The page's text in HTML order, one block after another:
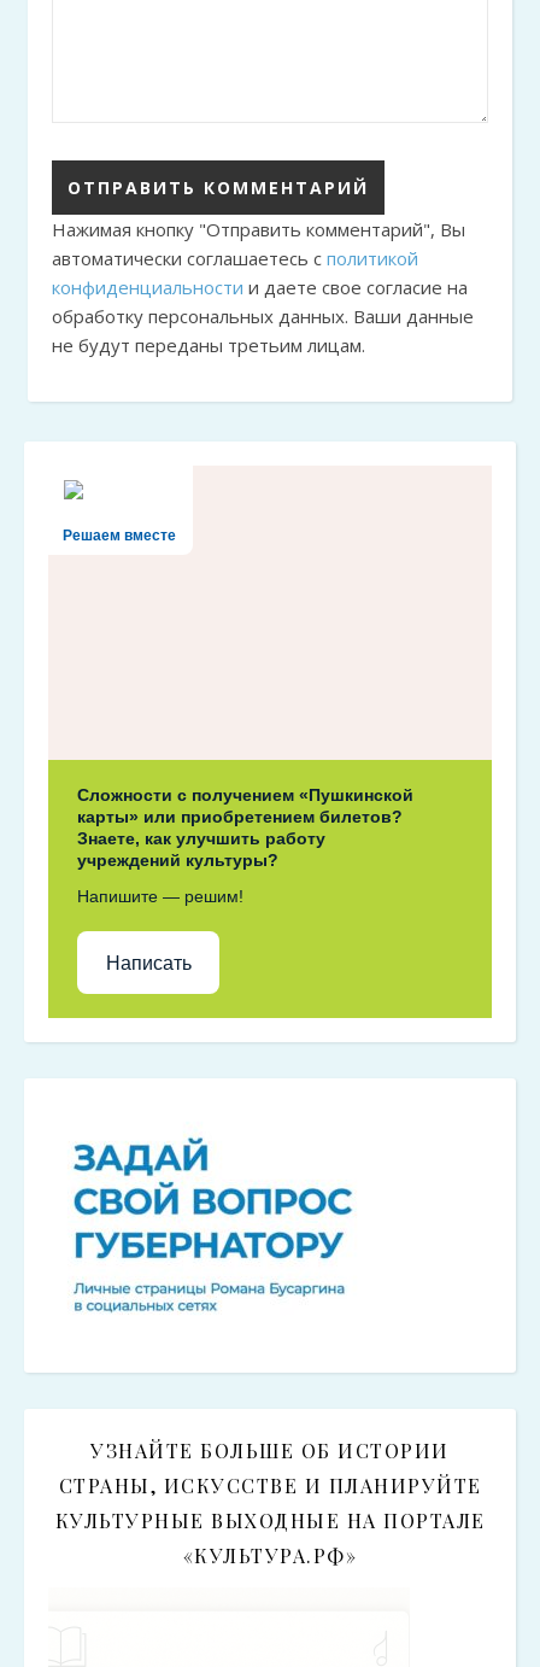
Нажимая кнопку "Отправить комментарий", Вы
автоматически соглашаетесь с политикой
конфиденциальности и даете свое согласие на
обработку персональных данных. Ваши данные
не будут переданы третьим лицам.
Решаем вместе
Сложности с получением «Пушкинской
карты» или приобретением билетов?
Знаете, как улучшить работу
учреждений культуры?
Напишите — решим!
Написать
УЗНАЙТЕ БОЛЬШЕ ОБ ИСТОРИИ
СТРАНЫ, ИСКУССТВЕ И ПЛАНИРУЙТЕ
КУЛЬТУРНЫЕ ВЫХОДНЫЕ НА ПОРТАЛЕ
«КУЛЬТУРА.РФ»